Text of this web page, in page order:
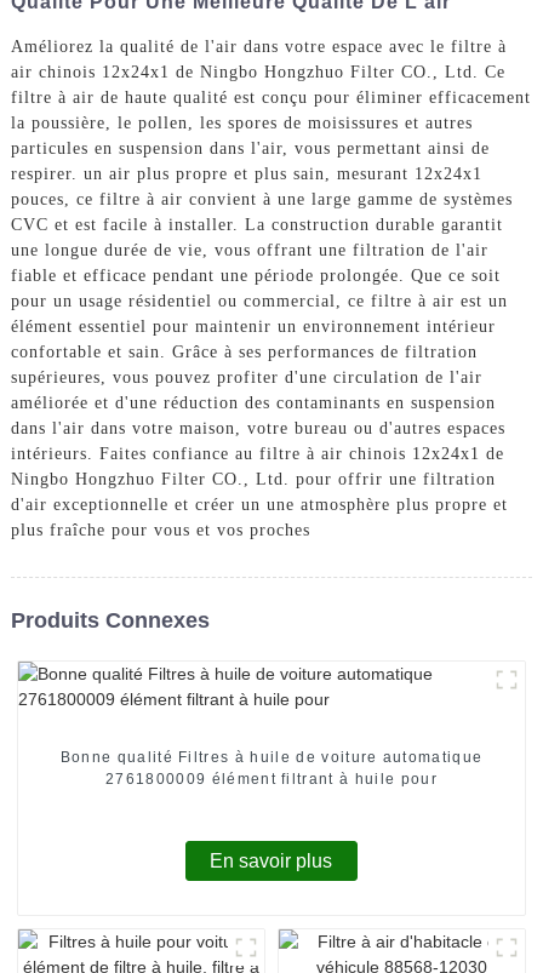
Améliorez la qualité de l'air dans votre espace avec le filtre à
air chinois 12x24x1 de Ningbo Hongzhuo Filter CO., Ltd. Ce
filtre à air de haute qualité est conçu pour éliminer efficacement
la poussière, le pollen, les spores de moisissures et autres
particules en suspension dans l'air, vous permettant ainsi de
respirer. un air plus propre et plus sain, mesurant 12x24x1
pouces, ce filtre à air convient à une large gamme de systèmes
CVC et est facile à installer. La construction durable garantit
une longue durée de vie, vous offrant une filtration de l'air
fiable et efficace pendant une période prolongée. Que ce soit
pour un usage résidentiel ou commercial, ce filtre à air est un
élément essentiel pour maintenir un environnement intérieur
confortable et sain. Grâce à ses performances de filtration
supérieures, vous pouvez profiter d'une circulation de l'air
améliorée et d'une réduction des contaminants en suspension
dans l'air dans votre maison, votre bureau ou d'autres espaces
intérieurs. Faites confiance au filtre à air chinois 12x24x1 de
Ningbo Hongzhuo Filter CO., Ltd. pour offrir une filtration
d'air exceptionnelle et créer un une atmosphère plus propre et
plus fraîche pour vous et vos proches
Produits Connexes
Bonne qualité Filtres à huile de voiture automatique
2761800009 élément filtrant à huile pour
En savoir plus